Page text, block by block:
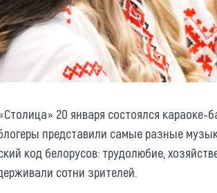
20 января состоялся
представили самые разные
код белорусов: трудолюбие,
сотни зрителей.